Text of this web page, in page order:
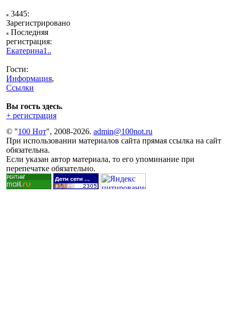
3445:
Зарегистрировано
Последняя
регистрация:
Екатерина1..
Гости:
Информация,
Ссылки
Вы гость здесь.
+ регистрация
© "100 Нот", 2008-2026. admin@100not.ru
При использовании материалов сайта прямая ссылка на сайт
обязательна.
Если указан автор материала, то его упоминание при
перепечатке обязательно.